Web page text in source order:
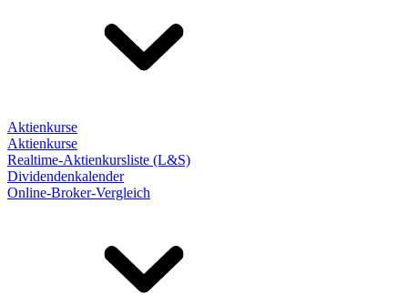
Aktienkurse
Aktienkurse
Realtime-Aktienkursliste (L&S)
Dividendenkalender
Online-Broker-Vergleich